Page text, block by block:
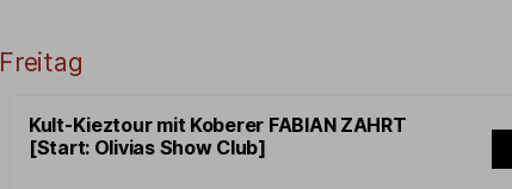
Freitag
Kult-Kieztour mit Koberer FABIAN ZAHRT
[Start: Olivias Show Club]